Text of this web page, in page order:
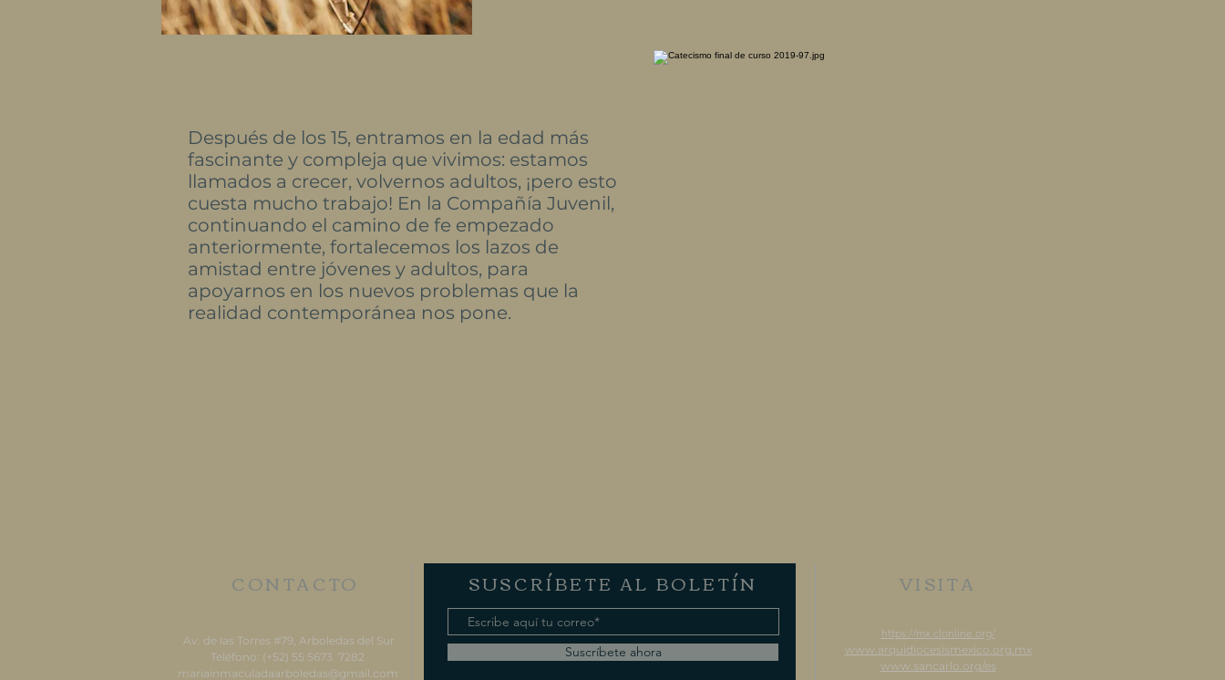
Después de los 15, entramos en la edad más
fascinante y compleja que vivimos: estamos
llamados a crecer, volvernos adultos, ¡pero esto
cuesta mucho trabajo! En la Compañía Juvenil,
continuando el camino de fe empezado
anteriormente, fortalecemos los lazos de
amistad entre jóvenes y adultos, para
apoyarnos en los nuevos problemas que la
realidad contemporánea nos pone.
CONTACTO
Av. de las Torres #79, Arboledas del Sur
Teléfono: (+52) 55 5673 7282
mariainmaculadaarboledas@gmail.com
SUSCRÍBETE AL BOLETÍN
Suscríbete ahora
VISITA
https://mx.clonline.org/
www.arquidiocesismexico.org.mx
www.sancarlo.org/es